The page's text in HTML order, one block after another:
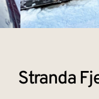
Stranda